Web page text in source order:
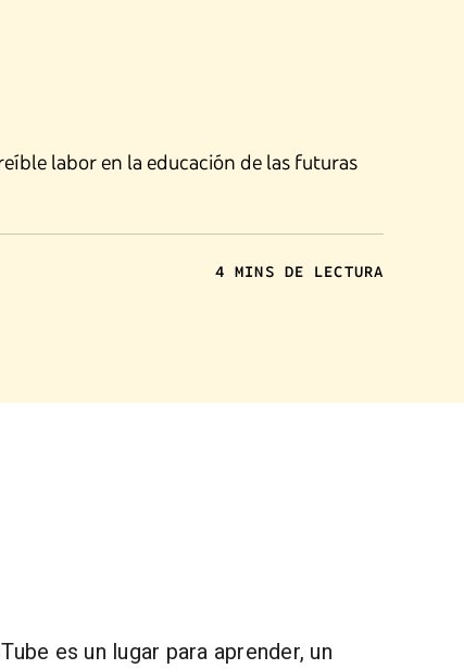
labor en la educación de las futuras
4 MINS DE LECTURA
es un lugar para aprender, un